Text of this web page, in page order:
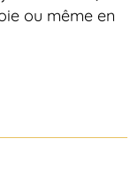
ou même en